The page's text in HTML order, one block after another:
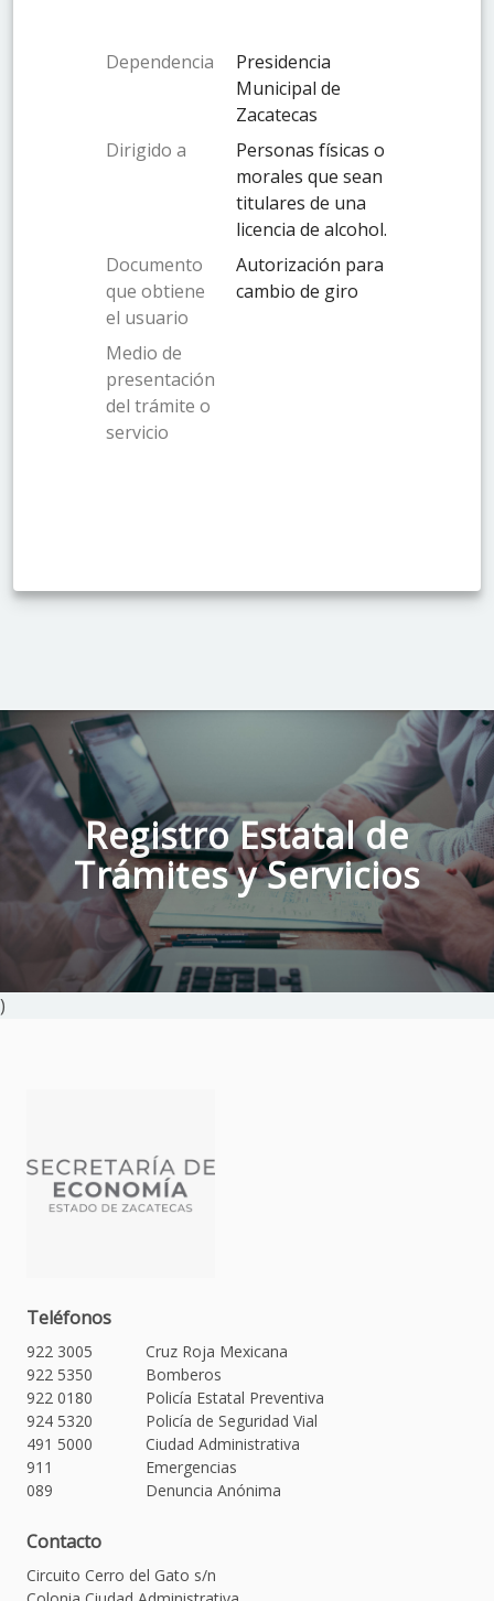
Dependencia
Presidencia
Municipal de
Zacatecas
Dirigido a
Personas físicas o
morales que sean
titulares de una
licencia de alcohol.
Documento
que obtiene
el usuario
Autorización para
cambio de giro
Medio de
presentación
del trámite o
servicio
Registro Estatal de
Trámites y Servicios
)
Teléfonos
922 3005
Cruz Roja Mexicana
922 5350
Bomberos
922 0180
Policía Estatal Preventiva
924 5320
Policía de Seguridad Vial
491 5000
Ciudad Administrativa
911
Emergencias
089
Denuncia Anónima
Contacto
Circuito Cerro del Gato s/n